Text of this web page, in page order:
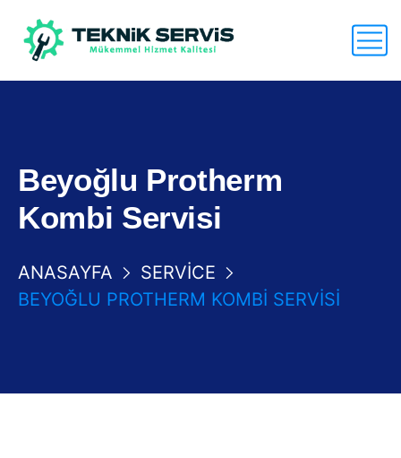
Beyoğlu Protherm
Kombi Servisi
ANASAYFA
SERVICE
BEYOĞLU PROTHERM KOMBI SERVISI